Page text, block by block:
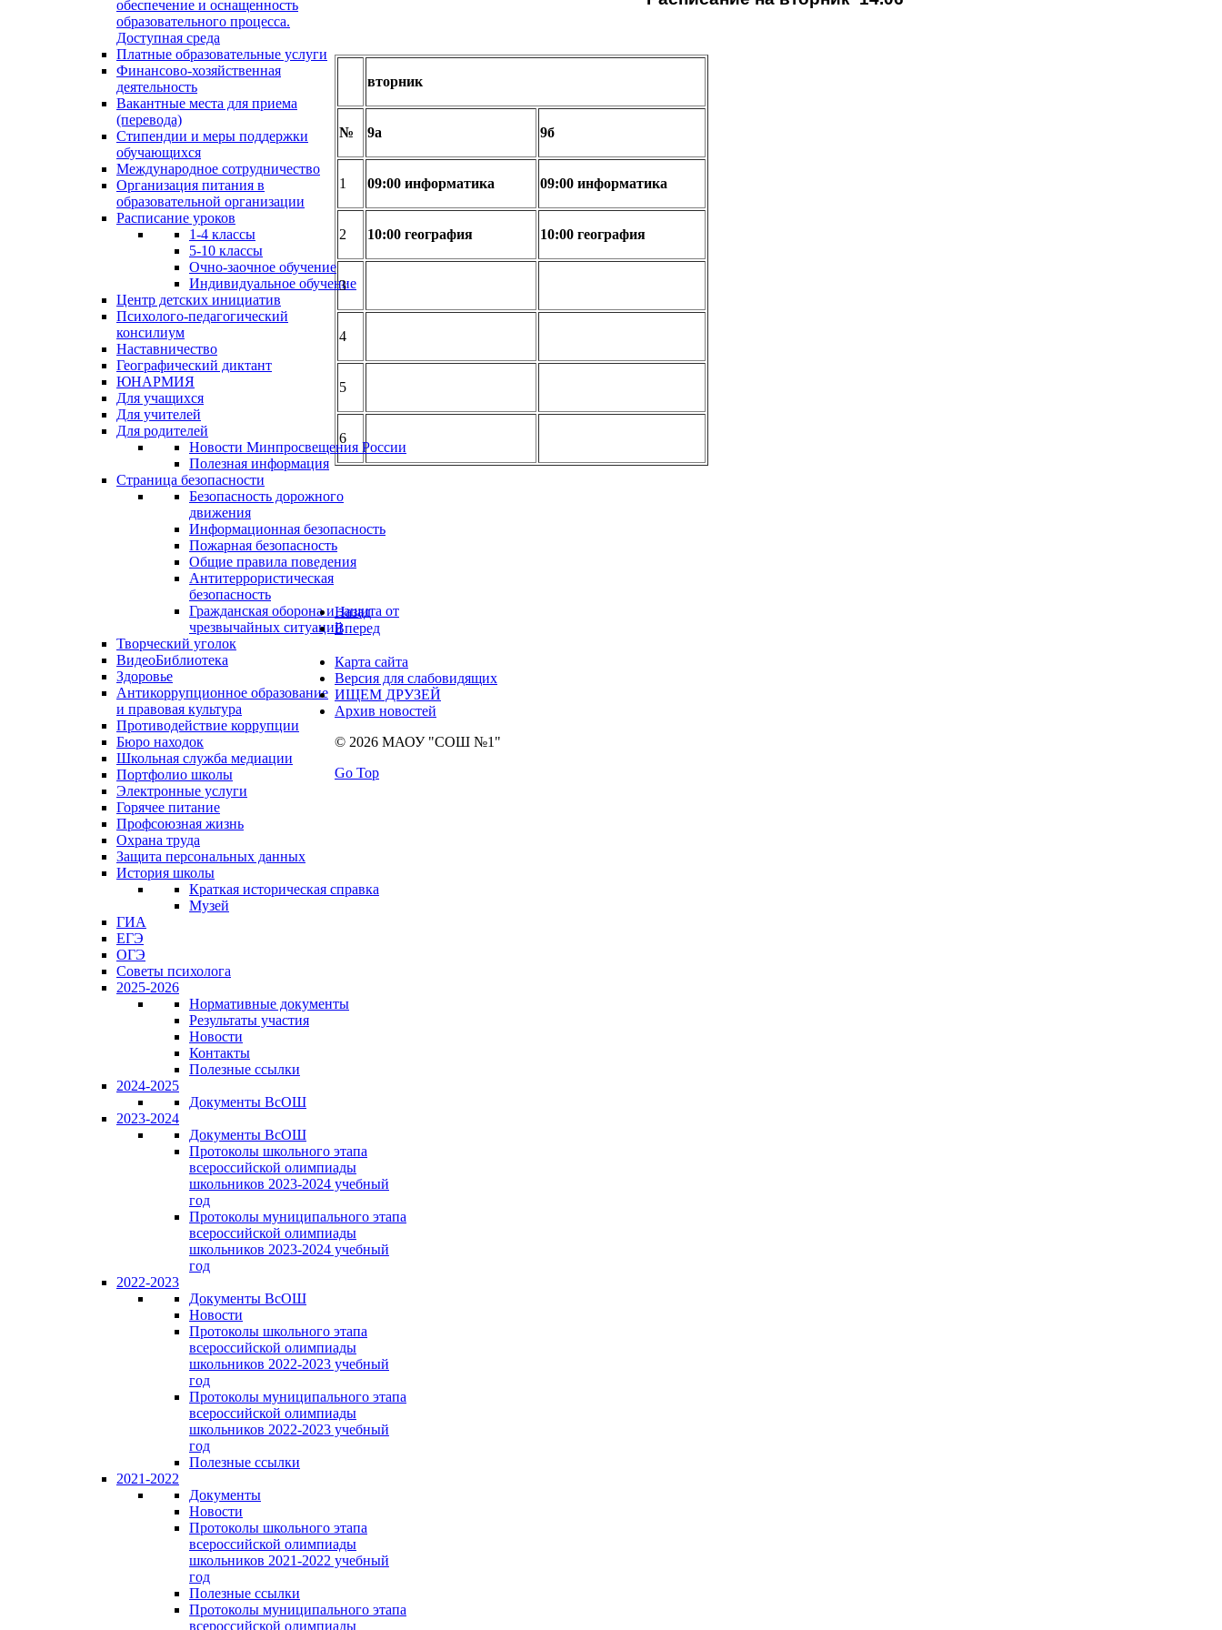
обеспечение и оснащенность
образовательного процесса.
Доступная среда
Платные образовательные услуги
Финансово-хозяйственная
деятельность
Вакантные места для приема
(перевода)
Стипендии и меры поддержки
обучающихся
Международное сотрудничество
Организация питания в
образовательной организации
Расписание уроков
1-4 классы
5-10 классы
Очно-заочное обучение
Индивидуальное обучение
Центр детских инициатив
Психолого-педагогический
консилиум
Наставничество
Географический диктант
ЮНАРМИЯ
Для учащихся
Для учителей
Для родителей
Новости Минпросвещения России
Полезная информация
Страница безопасности
Безопасность дорожного
движения
Информационная безопасность
Пожарная безопасность
Общие правила поведения
Антитеррористическая
безопасность
Гражданская оборона и защита от
чрезвычайных ситуаций
Творческий уголок
ВидеоБиблиотека
Здоровье
Антикоррупционное образование
и правовая культура
Противодействие коррупции
Бюро находок
Школьная служба медиации
Портфолио школы
Электронные услуги
Горячее питание
Профсоюзная жизнь
Охрана труда
Защита персональных данных
История школы
Краткая историческая справка
Музей
ГИА
ЕГЭ
ОГЭ
Советы психолога
2025-2026
Нормативные документы
Результаты участия
Новости
Контакты
Полезные ссылки
2024-2025
Документы ВсОШ
2023-2024
Документы ВсОШ
Протоколы школьного этапа
всероссийской олимпиады
школьников 2023-2024 учебный
год
Протоколы муниципального этапа
всероссийской олимпиады
школьников 2023-2024 учебный
год
2022-2023
Документы ВсОШ
Новости
Протоколы школьного этапа
всероссийской олимпиады
школьников 2022-2023 учебный
год
Протоколы муниципального этапа
всероссийской олимпиады
школьников 2022-2023 учебный
год
Полезные ссылки
2021-2022
Документы
Новости
Протоколы школьного этапа
всероссийской олимпиады
школьников 2021-2022 учебный
год
Полезные ссылки
Протоколы муниципального этапа
всероссийской олимпиады
вторник
№ 9а 9б
1 09:00 информатика 09:00 информатика
2 10:00 география 10:00 география
3
4
5
6
Назад
Вперед
Карта сайта
Версия для слабовидящих
ИЩЕМ ДРУЗЕЙ
Архив новостей
© 2026 МАОУ "СОШ №1"
Go Top